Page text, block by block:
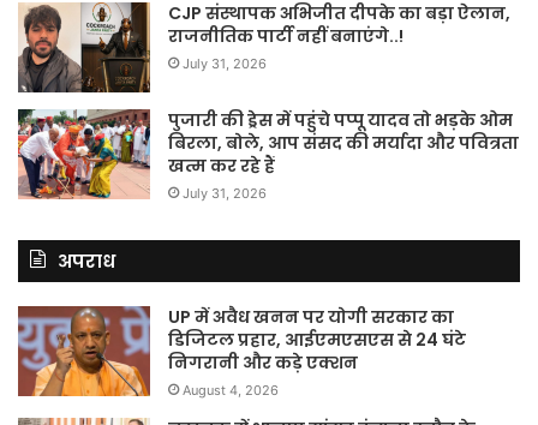
CJP संस्थापक अभिजीत दीपके का बड़ा ऐलान,
राजनीतिक पार्टी नहीं बनाएंगे..!
July 31, 2026
पुजारी की ड्रेस में पहुंचे पप्पू यादव तो भड़के ओम
बिरला, बोले, आप संसद की मर्यादा और पवित्रता
खत्म कर रहे हैं
July 31, 2026
अपराध
UP में अवैध खनन पर योगी सरकार का
डिजिटल प्रहार, आईएमएसएस से 24 घंटे
निगरानी और कड़े एक्शन
August 4, 2026